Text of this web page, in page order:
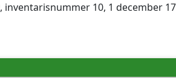
, inventaris­num­mer 10, 1 december